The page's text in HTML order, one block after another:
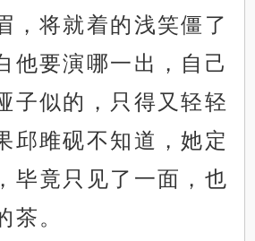
，将就着的浅笑僵了
他要演哪一出，自己
子似的，只得又轻轻
邱雎砚不知道，她定
毕竟只见了一面，也
茶。